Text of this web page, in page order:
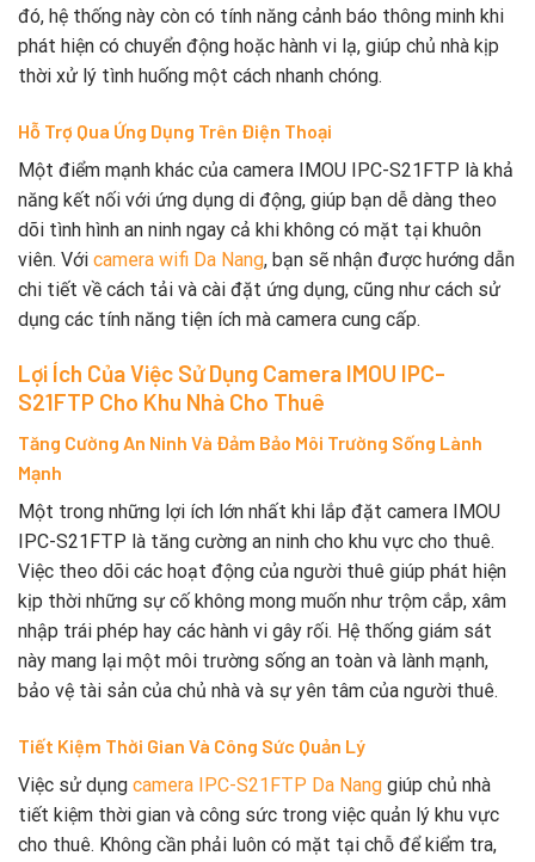
đó, hệ thống này còn có tính năng cảnh báo thông minh khi
phát hiện có chuyển động hoặc hành vi lạ, giúp chủ nhà kịp
thời xử lý tình huống một cách nhanh chóng.
Hỗ Trợ Qua Ứng Dụng Trên Điện Thoại
Một điểm mạnh khác của camera IMOU IPC-S21FTP là khả
năng kết nối với ứng dụng di động, giúp bạn dễ dàng theo
dõi tình hình an ninh ngay cả khi không có mặt tại khuôn
viên. Với camera wifi Da Nang, bạn sẽ nhận được hướng dẫn
chi tiết về cách tải và cài đặt ứng dụng, cũng như cách sử
dụng các tính năng tiện ích mà camera cung cấp.
Lợi Ích Của Việc Sử Dụng Camera IMOU IPC-
S21FTP Cho Khu Nhà Cho Thuê
Tăng Cường An Ninh Và Đảm Bảo Môi Trường Sống Lành
Mạnh
Một trong những lợi ích lớn nhất khi lắp đặt camera IMOU
IPC-S21FTP là tăng cường an ninh cho khu vực cho thuê.
Việc theo dõi các hoạt động của người thuê giúp phát hiện
kịp thời những sự cố không mong muốn như trộm cắp, xâm
nhập trái phép hay các hành vi gây rối. Hệ thống giám sát
này mang lại một môi trường sống an toàn và lành mạnh,
bảo vệ tài sản của chủ nhà và sự yên tâm của người thuê.
Tiết Kiệm Thời Gian Và Công Sức Quản Lý
Việc sử dụng camera IPC-S21FTP Da Nang giúp chủ nhà
tiết kiệm thời gian và công sức trong việc quản lý khu vực
cho thuê. Không cần phải luôn có mặt tại chỗ để kiểm tra,